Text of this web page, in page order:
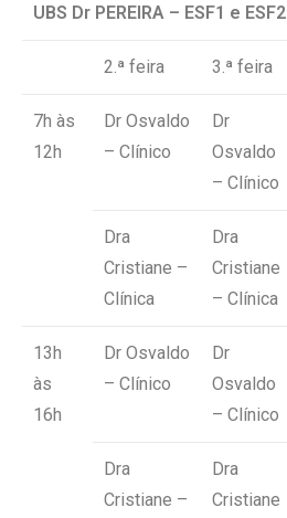
UBS Dr PEREIRA – ESF1 e ESF2
2.ª feira 3.ª feira
7h às
12h
Dr Osvaldo
– Clínico
Dr
Osvaldo
– Clínico
Dra
Cristiane –
Clínica
Dra
Cristiane
– Clínica
13h
às
16h
Dr Osvaldo
– Clínico
Dr
Osvaldo
– Clínico
Dra
Cristiane –
Dra
Cristiane